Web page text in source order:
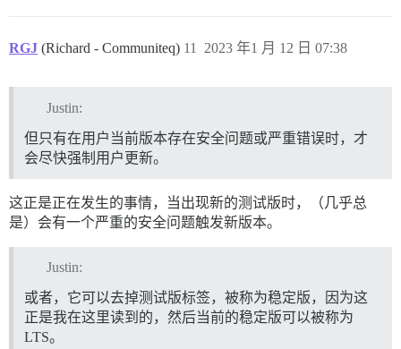
RGJ (Richard - Communiteq) 2023 年1 月 12 日 07:38
11
Justin:
但只有在用户当前版本存在安全问题或严重错误时，才
会尽快强制用户更新。
这正是正在发生的事情，当出现新的测试版时，（几乎总
是）会有一个严重的安全问题触发新版本。
Justin:
或者，它可以去掉测试版标签，被称为稳定版，因为这
正是我在这里读到的，然后当前的稳定版可以被称为
LTS。